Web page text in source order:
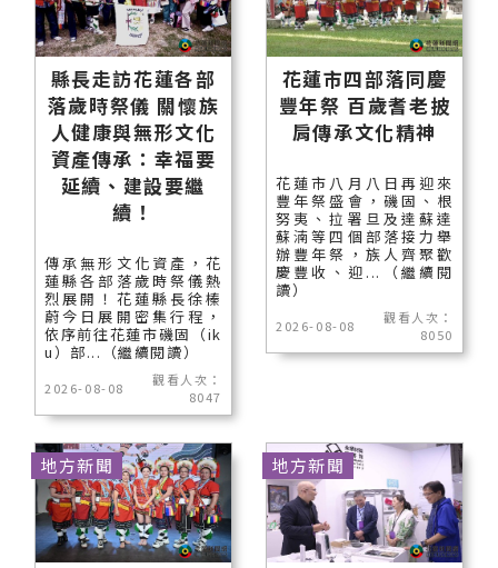
縣長走訪花蓮各部
落歲時祭儀 關懷族
人健康與無形文化
資產傳承：幸福要
延續、建設要繼
續！
傳承無形文化資產，花
蓮縣各部落歲時祭儀熱
烈展開！花蓮縣長徐榛
蔚今日展開密集行程，
依序前往花蓮市磯固（ik
u）部...（繼續閱讀）
2026-08-08
觀看人次：
8047
花蓮市四部落同慶
豐年祭 百歲耆老披
肩傳承文化精神
花蓮市八月八日再迎來
豐年祭盛會，磯固、根
努夷、拉署旦及達蘇達
蘇湳等四個部落接力舉
辦豐年祭，族人齊聚歡
慶豐收、迎...（繼續閱
讀）
2026-08-08
觀看人次：
8050
地方新聞 地方新聞